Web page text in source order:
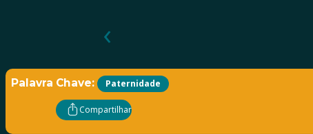
‹
Palavra Chave: Paternidade
Compartilhar